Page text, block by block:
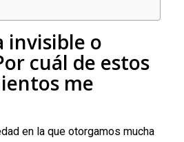
invisible o
cuál de estos
me
en la que otorgamos mucha